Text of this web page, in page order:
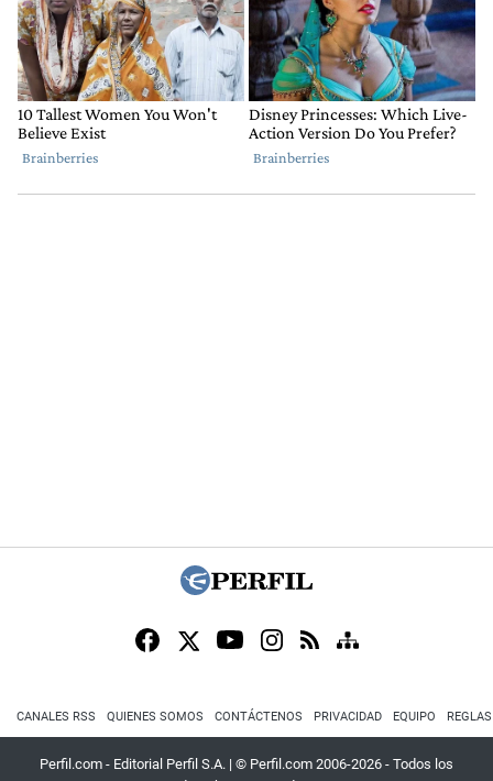
CANALES RSS QUIENES SOMOS CONTÁCTENOS PRIVACIDAD EQUIPO
Perfil.com - Editorial Perfil S.A. | © Perfil.com 2006-2026 - Todos los